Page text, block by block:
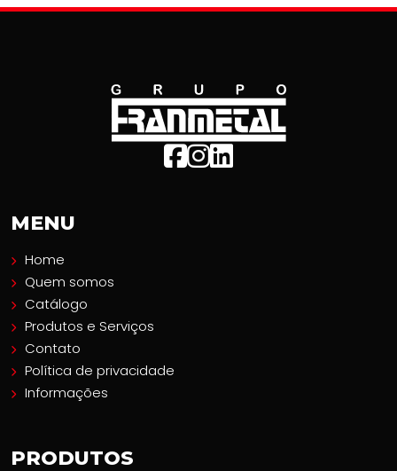
MENU
Home
Quem somos
Catálogo
Produtos e Serviços
Contato
Política de privacidade
Informações
PRODUTOS